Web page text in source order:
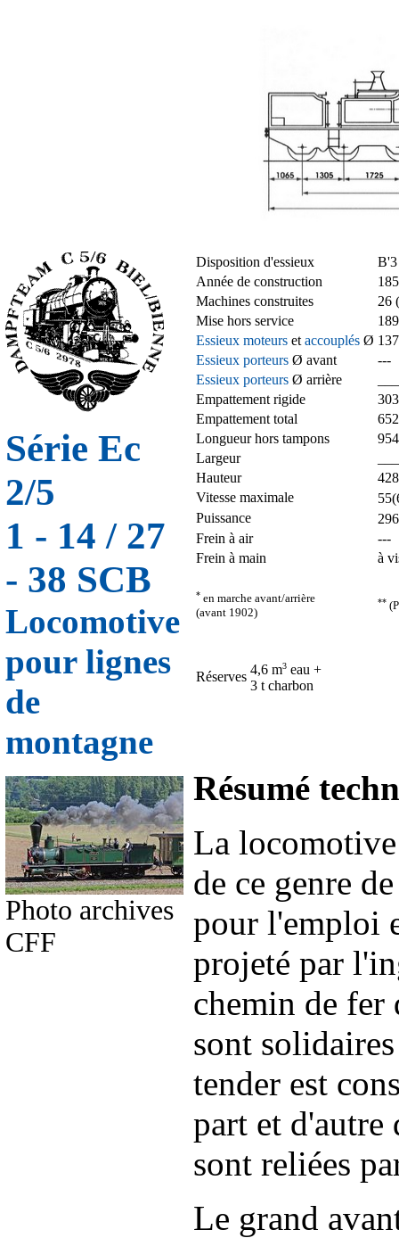
Série Ec
2/5
1 - 14 / 27
- 38 SCB
Locomotive
pour lignes
de
montagne
Photo archives
CFF
Disposition d'essieux
Année de construction
Machines construites
26
Mise hors service
Essieux moteurs et accouplés Ø
Essieux porteurs Ø avant
---
Essieux porteurs Ø arrière
Empattement rigide
Empattement total
Longueur hors tampons
Largeur
Hauteur
Vitesse maximale
Puissance
Frein à air
---
Frein à main
à
* en marche avant/arrière
(avant 1902)
**
Réserves 4,6 m3 eau +
3 t charbon
Résumé
La
de ce genre
pour l'emploi
projeté par
chemin de fer
sont
tender est
part et d'autre
sont reliées
Le grand